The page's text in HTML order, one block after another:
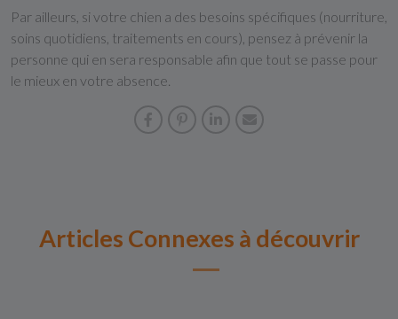
Par ailleurs, si votre chien a des besoins spécifiques (nourriture,
soins quotidiens, traitements en cours), pensez à prévenir la
personne qui en sera responsable afin que tout se passe pour
le mieux en votre absence.
Articles Connexes à découvrir